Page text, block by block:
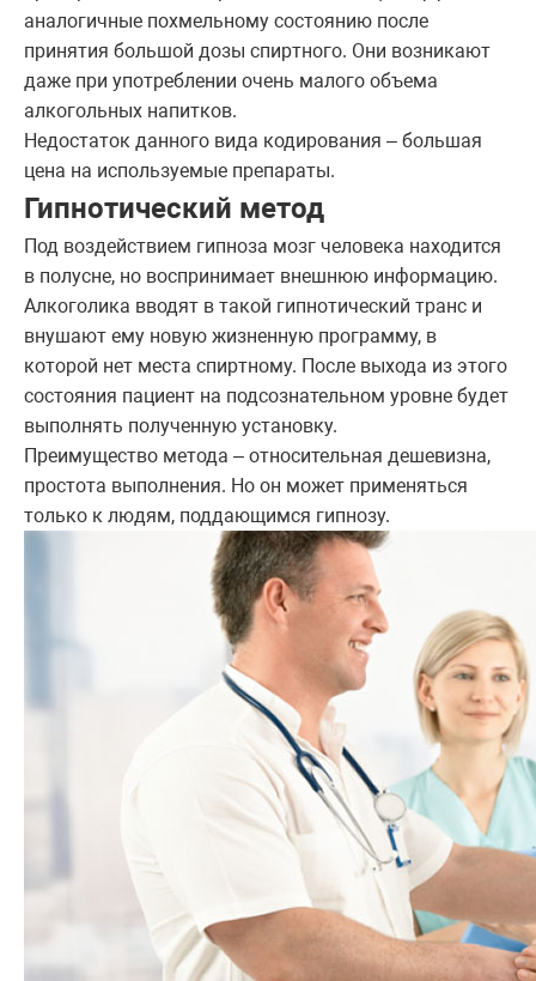
аналогичные похмельному состоянию после
принятия большой дозы спиртного. Они возникают
даже при употреблении очень малого объема
алкогольных напитков.
Недостаток данного вида кодирования – большая
цена на используемые препараты.
Гипнотический метод
Под воздействием гипноза мозг человека находится
в полусне, но воспринимает внешнюю информацию.
Алкоголика вводят в такой гипнотический транс и
внушают ему новую жизненную программу, в
которой нет места спиртному. После выхода из этого
состояния пациент на подсознательном уровне будет
выполнять полученную установку.
Преимущество метода – относительная дешевизна,
простота выполнения. Но он может применяться
только к людям, поддающимся гипнозу.